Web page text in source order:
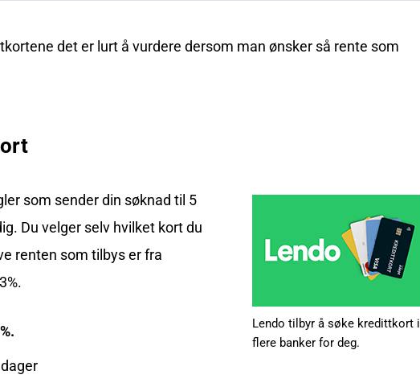
det er lurt å vurdere dersom man ønsker så rente som
Lendo tilbyr å søke kredittkort i
flere banker for deg.
som sender din søknad til 5
Du velger selv hvilket kort du
renten som tilbys er fra